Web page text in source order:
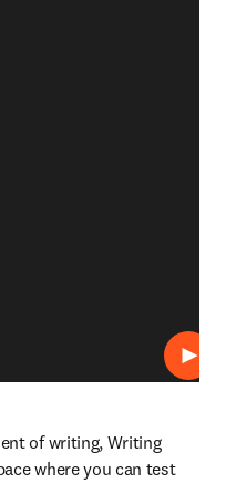
재생
of writing, Writing
where you can test